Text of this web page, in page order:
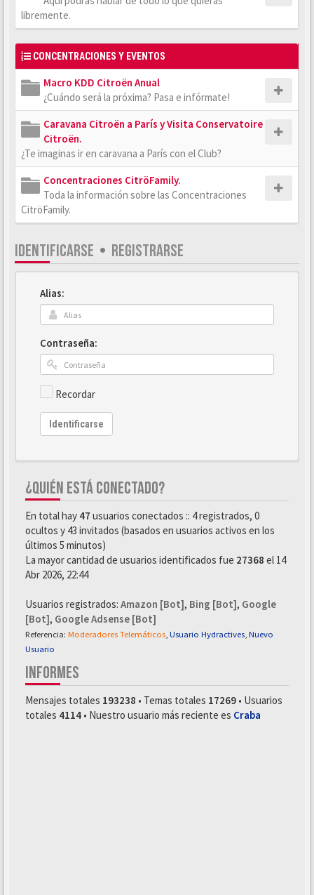
libremente.
CONCENTRACIONES Y EVENTOS
Macro KDD Citroën Anual
¿Cuándo será la próxima? Pasa e infórmate!
Caravana Citroën a París y Visita Conservatoire
Citroën.
¿Te imaginas ir en caravana a París con el Club?
Concentraciones CitröFamily.
Toda la información sobre las Concentraciones
CitröFamily.
IDENTIFICARSE • REGISTRARSE
Alias:
Contraseña:
Recordar
Identificarse
¿QUIÉN ESTÁ CONECTADO?
En total hay 47 usuarios conectados :: 4 registrados, 0
ocultos y 43 invitados (basados en usuarios activos en los
últimos 5 minutos)
La mayor cantidad de usuarios identificados fue 27368 el 14
Abr 2026, 22:44
Usuarios registrados: Amazon [Bot], Bing [Bot], Google
[Bot], Google Adsense [Bot]
Referencia: Moderadores Telemáticos Usuario Hydractives Nuevo
Usuario
INFORMES
Mensajes totales 193238 • Temas totales 17269 • Usuarios
totales 4114 • Nuestro usuario más reciente es Craba